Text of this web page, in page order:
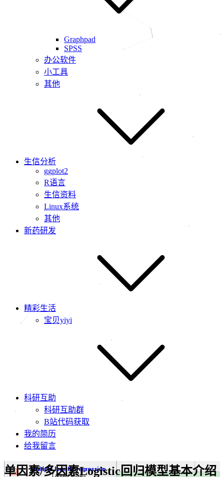
Graphpad
SPSS
办公软件
小工具
其他
生信分析
ggplot2
R语言
生信资料
Linux系统
其他
新药研发
精彩生活
宝贝yiyi
科研互助
科研互助群
B站代码获取
我的简历
给我留言
单因素/多因素Logistic回归模型基本介绍